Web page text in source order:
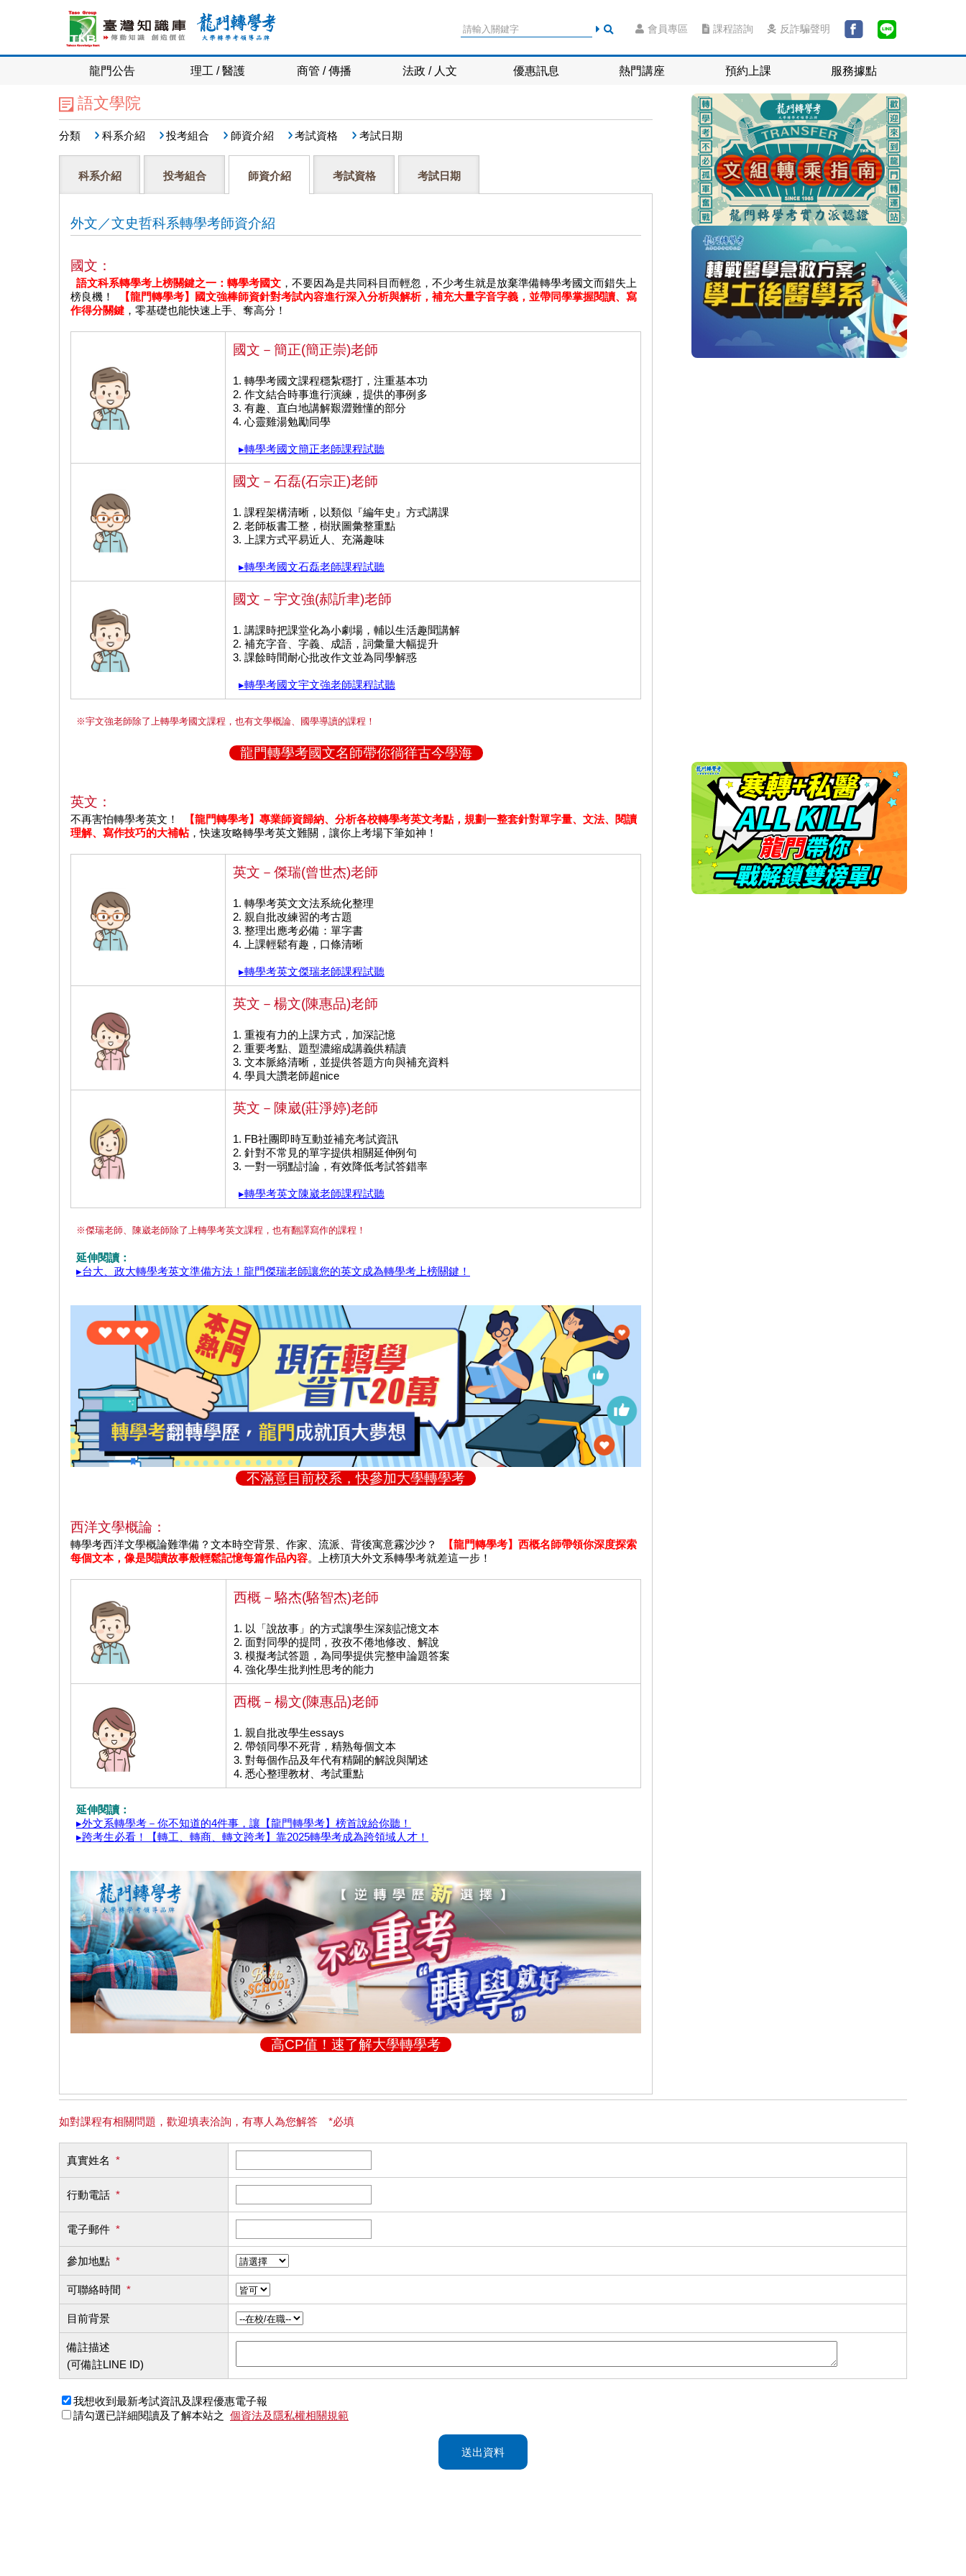
會員專區 課程諮詢 反詐騙聲明
龍門公告 理工 / 醫護 商管 / 傳播 法政 / 人文 優惠訊息 熱門講座 預約上課 服務據點
語文學院
分類 科系介紹 投考組合 師資介紹 考試資格 考試日期
科系介紹 投考組合 師資介紹 考試資格 考試日期
外文／文史哲科系轉學考師資介紹
國文：
語文科系轉學考上榜關鍵之一：轉學考國文 ，不要因為是共同科目而輕忽，不少考生就是放棄準備轉學考國文而錯失上
榜良機！
【龍門轉學考】國文強棒師資針對考試內容進行深入分析與解析，補充大量字音字義，並帶同學掌握閱讀、寫
作得分關鍵 ，零基礎也能快速上手、奪高分！
國文－簡正(簡正崇)老師
1. 轉學考國文課程穩紮穩打，注重基本功
2. 作文結合時事進行演練，提供的事例多
3. 有趣、直白地講解艱澀難懂的部分
4. 心靈雞湯勉勵同學
▸轉學考國文簡正老師課程試聽
國文－石磊(石宗正)老師
1. 課程架構清晰，以類似『編年史』方式講課
2. 老師板書工整，樹狀圖彙整重點
3. 上課方式平易近人、充滿趣味
▸轉學考國文石磊老師課程試聽
國文－宇文強(郝訢聿)老師
1. 講課時把課堂化為小劇場，輔以生活趣聞講解
2. 補充字音、字義、成語，詞彙量大幅提升
3. 課餘時間耐心批改作文並為同學解惑
▸轉學考國文宇文強老師課程試聽
※宇文強老師除了上轉學考國文課程，也有文學概論、國學導讀的課程！
龍門轉學考國文名師帶你徜徉古今學海
英文：
不再害怕轉學考英文！
【龍門轉學考】專業師資歸納、分析各校轉學考英文考點，規劃一整套針對單字量、文法、閱讀
理解、寫作技巧的大補帖，快速攻略轉學考英文難關，讓你上考場下筆如神！
英文－傑瑞(曾世杰)老師
1. 轉學考英文文法系統化整理
2. 親自批改練習的考古題
3. 整理出應考必備：單字書
4. 上課輕鬆有趣，口條清晰
▸轉學考英文傑瑞老師課程試聽
英文－楊文(陳惠品)老師
1. 重複有力的上課方式，加深記憶
2. 重要考點、題型濃縮成講義供精讀
3. 文本脈絡清晰，並提供答題方向與補充資料
4. 學員大讚老師超nice
英文－陳崴(莊淨婷)老師
1. FB社團即時互動並補充考試資訊
2. 針對不常見的單字提供相關延伸例句
3. 一對一弱點討論，有效降低考試答錯率
▸轉學考英文陳崴老師課程試聽
※傑瑞老師、陳崴老師除了上轉學考英文課程，也有翻譯寫作的課程！
延伸閱讀：
▸台大、政大轉學考英文準備方法！龍門傑瑞老師讓您的英文成為轉學考上榜關鍵！
不滿意目前校系，快參加大學轉學考
西洋文學概論：
轉學考西洋文學概論難準備？文本時空背景、作家、流派、背後寓意霧沙沙？
【龍門轉學考】西概名師帶領你深度探索
每個文本，像是閱讀故事般輕鬆記憶每篇作品內容。上榜頂大外文系轉學考就差這一步！
西概－駱杰(駱智杰)老師
1. 以「說故事」的方式讓學生深刻記憶文本
2. 面對同學的提問，孜孜不倦地修改、解說
3. 模擬考試答題，為同學提供完整申論題答案
4. 強化學生批判性思考的能力
西概－楊文(陳惠品)老師
1. 親自批改學生essays
2. 帶領同學不死背，精熟每個文本
3. 對每個作品及年代有精闢的解說與闡述
4. 悉心整理教材、考試重點
延伸閱讀：
▸外文系轉學考－你不知道的4件事，讓【龍門轉學考】榜首說給你聽！
▸跨考生必看！【轉工、轉商、轉文跨考】靠2025轉學考成為跨領域人才！
高CP值！速了解大學轉學考
如對課程有相關問題，歡迎填表洽詢，有專人為您解答 *必填
真實姓名 *
行動電話 *
電子郵件 *
參加地點 *
可聯絡時間 *
目前背景
備註描述
(可備註LINE ID)
我想收到最新考試資訊及課程優惠電子報
請勾選已詳細閱讀及了解本站之 個資法及隱私權相關規範
送出資料